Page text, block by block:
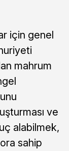
için genel
mahrum
ve
alabilmek,
sahip